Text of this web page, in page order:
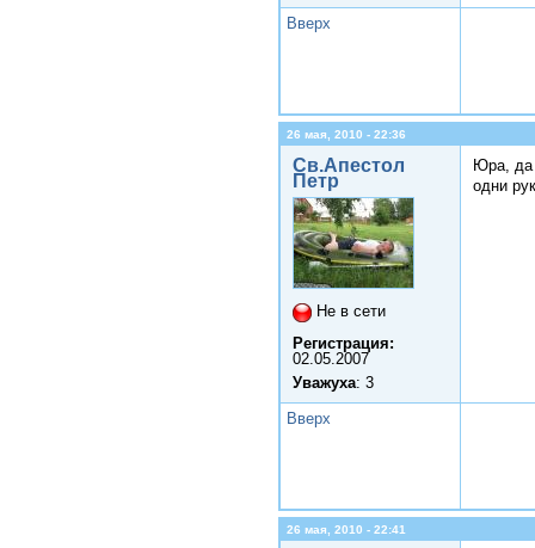
Вверх
26 мая, 2010 - 22:36
Св.Апестол
Петр
Не в сети
Регистрация:
02.05.2007
Уважуха: 3
Юра, да
одни
Вверх
26 мая, 2010 - 22:41